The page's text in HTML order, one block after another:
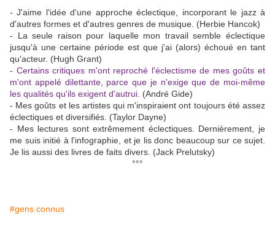
- J'aime l'idée d'une approche éclectique, incorporant le jazz à
d'autres formes et d'autres genres de musique. (Herbie Hancok)
- La seule raison pour laquelle mon travail semble éclectique
jusqu'à une certaine période est que j'ai (alors) échoué en tant
qu'acteur. (Hugh Grant)
- Certains critiques m'ont reproché l'éclectisme de mes goûts et
m'ont appelé dilettante, parce que je n'exige que de moi-même
les qualités qu'ils exigent d'autrui. (André Gide)
- Mes goûts et les artistes qui m'inspiraient ont toujours été assez
éclectiques et diversifiés. (Taylor Dayne)
- Mes lectures sont extrêmement éclectiques. Dernièrement, je
me suis initié à l'infographie, et je lis donc beaucoup sur ce sujet.
Je lis aussi des livres de faits divers. (Jack Prelutsky)
°°°
#gens connus